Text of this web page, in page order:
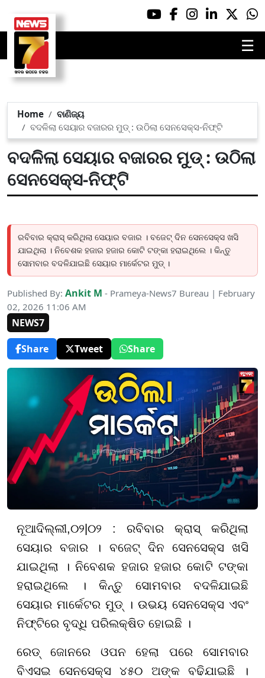
☰
Home
ବାଣିଜ୍ୟ
ବଦଳିଲା ସେୟାର ବଜାରର ମୁଡ୍ : ଉଠିଲା ସେନସେକ୍ସ-ନିଫ୍ଟି
ବଦଳିଲା ସେୟାର ବଜାରର ମୁଡ୍ : ଉଠିଲା
ସେନସେକ୍ସ-ନିଫ୍ଟି
ରବିବାର କ୍ରାସ୍ କରିଥିଲା ସେୟାର ବଜାର । ବଜେଟ୍ ଦିନ ସେନସେକ୍ସ ଖସି
ଯାଇଥିଲା । ନିବେଶକ ହଜାର ହଜାର କୋଟି ଟଙ୍କା ହରାଇଥିଲେ । କିନ୍ତୁ
ସୋମବାର ବଦଳିଯାଇଛି ସେୟାର ମାର୍କେଟର ମୁଡ୍ ।
Published By: Ankit M - Prameya-News7 Bureau | February
02, 2026 11:06 AM
NEWS7
Share
Tweet Share
ନୂଆଦିଲ୍ଲୀ,୦୨|୦୨ : ରବିବାର କ୍ରାସ୍ କରିଥିଲା
ସେୟାର ବଜାର । ବଜେଟ୍ ଦିନ ସେନସେକ୍ସ ଖସି
ଯାଇଥିଲା । ନିବେଶକ ହଜାର ହଜାର କୋଟି ଟଙ୍କା
ହରାଇଥିଲେ । କିନ୍ତୁ ସୋମବାର ବଦଳିଯାଇଛି
ସେୟାର ମାର୍କେଟର ମୁଡ୍ । ଉଭୟ ସେନସେକ୍ସ ଏବଂ
ନିଫ୍ଟିରେ ବୃଦ୍ଧି ପରିଲକ୍ଷିତ ହୋଇଛି ।
ରେଡ୍ ଜୋନରେ ଓପନ ହେଲା ପରେ ସୋମବାର
ବିଏସଇ ସେନସେକ୍ସ ୪୫୦ ଅଙ୍କ ବଢିଯାଇଛି ।